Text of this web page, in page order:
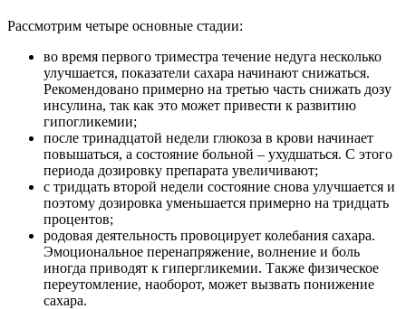
Рассмотрим четыре основные стадии:
во время первого триместра течение недуга несколько
улучшается, показатели сахара начинают снижаться.
Рекомендовано примерно на третью часть снижать дозу
инсулина, так как это может привести к развитию
гипогликемии;
после тринадцатой недели глюкоза в крови начинает
повышаться, а состояние больной – ухудшаться. С этого
периода дозировку препарата увеличивают;
с тридцать второй недели состояние снова улучшается и
поэтому дозировка уменьшается примерно на тридцать
процентов;
родовая деятельность провоцирует колебания сахара.
Эмоциональное перенапряжение, волнение и боль
иногда приводят к гипергликемии. Также физическое
переутомление, наоборот, может вызвать понижение
сахара.